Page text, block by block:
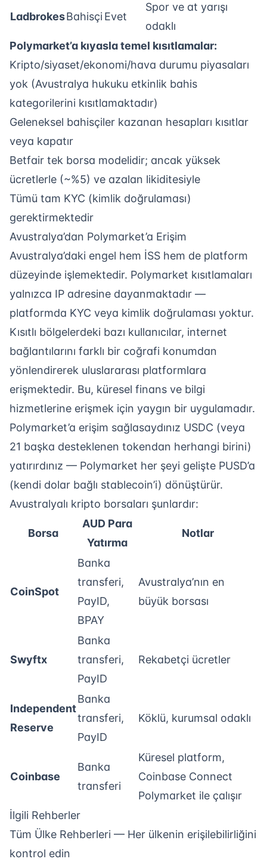
LadbrokesBahisçi Evet
Spor ve at yarışı
odaklı
Polymarket’a kıyasla temel kısıtlamalar:
Kripto/siyaset/ekonomi/hava durumu piyasaları
yok (Avustralya hukuku etkinlik bahis
kategorilerini kısıtlamaktadır)
Geleneksel bahisçiler kazanan hesapları kısıtlar
veya kapatır
Betfair tek borsa modelidir; ancak yüksek
ücretlerle (~%5) ve azalan likiditesiyle
Tümü tam KYC (kimlik doğrulaması)
gerektirmektedir
Avustralya’dan Polymarket’a Erişim
Avustralya’daki engel hem İSS hem de platform
düzeyinde işlemektedir. Polymarket kısıtlamaları
yalnızca IP adresine dayanmaktadır —
platformda KYC veya kimlik doğrulaması yoktur.
Kısıtlı bölgelerdeki bazı kullanıcılar, internet
bağlantılarını farklı bir coğrafi konumdan
yönlendirerek uluslararası platformlara
erişmektedir. Bu, küresel finans ve bilgi
hizmetlerine erişmek için yaygın bir uygulamadır.
Polymarket’a erişim sağlasaydınız USDC (veya
21 başka desteklenen tokendan herhangi birini)
yatırırdınız — Polymarket her şeyi gelişte PUSD’a
(kendi dolar bağlı stablecoin’i) dönüştürür.
Avustralyalı kripto borsaları şunlardır:
Borsa
AUD Para
Yatırma
Notlar
CoinSpot
Banka
transferi,
PayID,
BPAY
Avustralya’nın en
büyük borsası
Swyftx
Banka
transferi,
PayID
Rekabetçi ücretler
Independent
Reserve
Banka
transferi,
PayID
Köklü, kurumsal odaklı
Coinbase
Banka
transferi
Küresel platform,
Coinbase Connect
Polymarket ile çalışır
İlgili Rehberler
Tüm Ülke Rehberleri — Her ülkenin erişilebilirliğini
kontrol edin